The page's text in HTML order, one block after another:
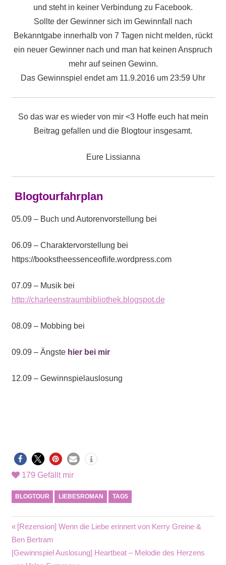
und steht in keiner Verbindung zu Facebook.
Sollte der Gewinner sich im Gewinnfall nach
Bekanntgabe innerhalb von 7 Tagen nicht melden, rückt
ein neuer Gewinner nach und man hat keinen Anspruch
mehr auf seinen Gewinn.
Das Gewinnspiel endet am 11.9.2016 um 23:59 Uhr
So das war es wieder von mir <3 Hoffe euch hat mein
Beitrag gefallen und die Blogtour insgesamt.
Eure Lissianna
Blogtourfahrplan
05.09 – Buch und Autorenvorstellung bei
06.09 – Charaktervorstellung bei
https://bookstheessenceoflife.wordpress.com
07.09 – Musik bei
http://charleenstraumbibliothek.blogspot.de
08.09 – Mobbing bei
09.09 – Ängste hier bei mir
12.09 – Gewinnspielauslosung
179 Gefällt mir
BLOGTOUR LIEBESROMAN TAG5
Beitragsnavigation
Vorheriger
Beitrag:
[Rezension] Wenn die Liebe erinnert von Kerry Greine &
Ben Bertram
Nächster
[Gewinnspiel Auslosung] Heartbeat – Melodie des Herzens